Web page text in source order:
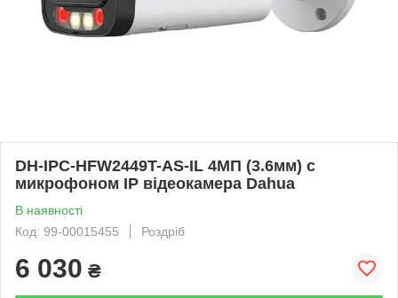
DH-IPC-HFW2449T-AS-IL 4МП (3.6мм) с
микрофоном IP відеокамера Dahua
В наявності
Код: 99-00015455
Роздріб
6 030 ₴